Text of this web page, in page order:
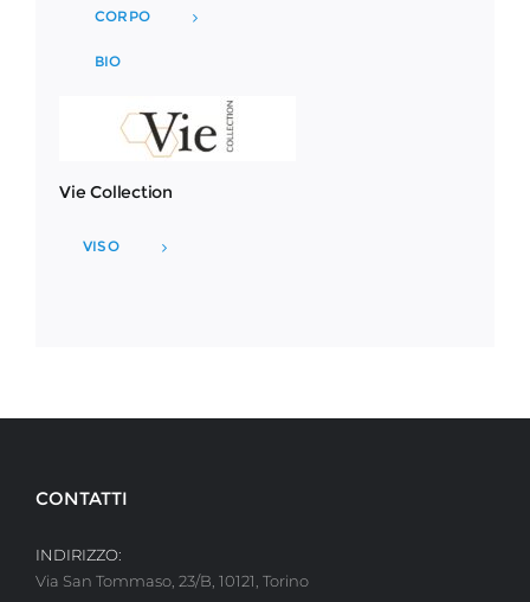
CORPO
BIO
Vie Collection
VISO
CONTATTI
INDIRIZZO:
Via San Tommaso, 23/B, 10121, Torino